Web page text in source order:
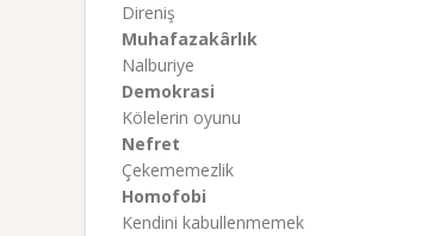
Direniş
Muhafazakârlık
Nalburiye
Demokrasi
Kölelerin oyunu
Nefret
Çekememezlik
Homofobi
Kendini kabullenmemek